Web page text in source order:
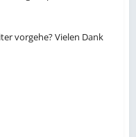
vorgehe? Vielen Dank